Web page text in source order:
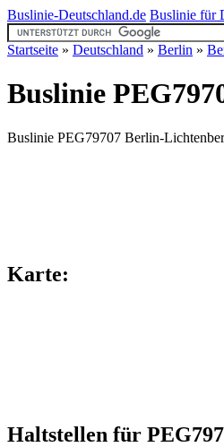
Buslinie-Deutschland.de Buslinie für
Startseite » Deutschland » Berlin »
Buslinie
Buslinie PEG79707 Berlin-
Karte:
Haltstellen für